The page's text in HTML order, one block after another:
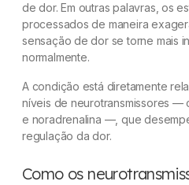
de dor. Em outras palavras, os
processados de maneira
sensação de dor se torne mais
normalmente.
A condição está diretamente
níveis de neurotransmissores —
e noradrenalina —, que
regulação da dor.
Como os